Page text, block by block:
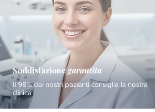
Soddisfazionegarantita
Il 98% dei nostri pazienti consiglia la nostra
clinica